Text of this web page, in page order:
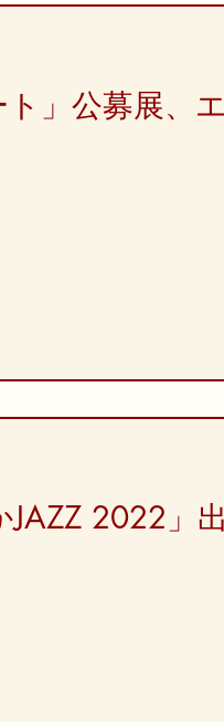
ト」公募展、
JAZZ 2022」